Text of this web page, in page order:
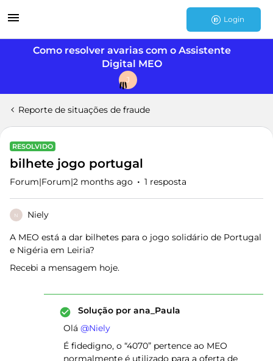
Login
Como resolver avarias com o Assistente
Digital MEO
J
Reporte de situações de fraude
RESOLVIDO
bilhete jogo portugal
Forum|Forum|2 months ago 1 resposta
N Niely
A MEO está a dar bilhetes para o jogo solidário de Portugal
e Nigéria em Leiria?
Recebi a mensagem hoje.
Solução por ana_Paula
Olá ​ @Niely
É fidedigno, o “4070” pertence ao MEO
normalmente é utilizado para a oferta de